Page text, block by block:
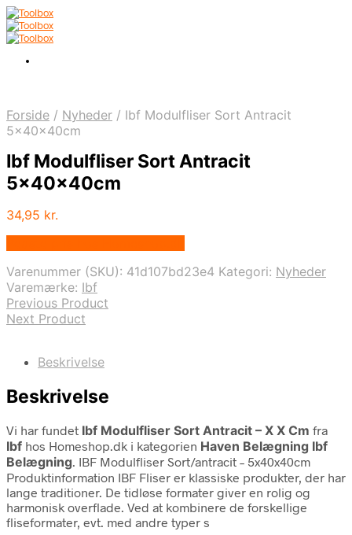
Forside / Nyheder / Ibf Modulfliser Sort Antracit
5x40x40cm
Ibf Modulfliser Sort Antracit
5x40x40cm
34,95 kr.
Varenummer (SKU): 41d107bd23e4 Kategori: Nyheder
Varemærke: Ibf
Previous Product
Next Product
Beskrivelse
Beskrivelse
Vi har fundet Ibf Modulfliser Sort Antracit – X X Cm fra
Ibf hos Homeshop.dk i kategorien Haven Belægning Ibf
Belægning. IBF Modulfliser Sort/antracit – 5x40x40cm
Produktinformation IBF Fliser er klassiske produkter, der har
lange traditioner. De tidløse formater giver en rolig og
harmonisk overflade. Ved at kombinere de forskellige
fliseformater, evt. med andre typer s